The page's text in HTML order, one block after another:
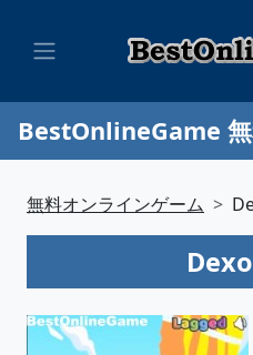
BestOnlineGame
無料オンラインゲーム